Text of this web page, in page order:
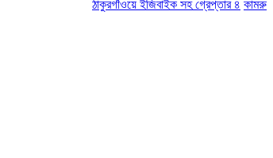
ঠাকুরগাঁওয়ে ইজিবাইক সহ গ্রেপ্তার ৪ কামরুল-জসিম